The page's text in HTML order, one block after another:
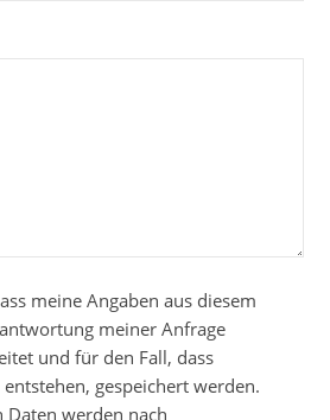
meine Angaben aus diesem
meiner Anfrage
und für den Fall, dass
gespeichert werden.
Daten werden nach